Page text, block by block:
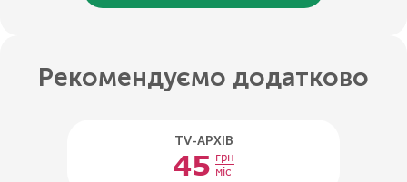
Рекомендуємо додатково
TV-АРХІВ
45 грн
міс